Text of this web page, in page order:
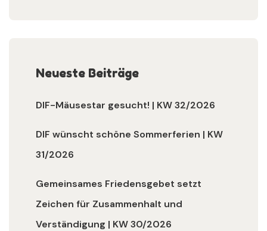
Neueste Beiträge
DIF-Mäusestar gesucht! | KW 32/2026
DIF wünscht schöne Sommerferien | KW
31/2026
Gemeinsames Friedensgebet setzt
Zeichen für Zusammenhalt und
Verständigung | KW 30/2026